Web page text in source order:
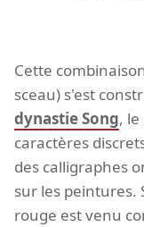
Cette
sceau) s'est
dynastie Song,
caractères
des calligraphes
sur les peintures.
rouge est venu